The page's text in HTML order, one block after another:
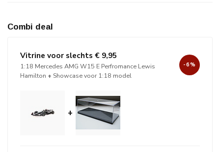
Combi deal
Vitrine voor slechts € 9,95
1:18 Mercedes AMG W15 E Perfromance Lewis
Hamilton + Showcase voor 1:18 model
-6%
+